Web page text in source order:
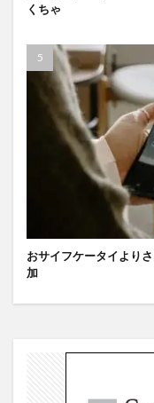
くちゃ
おサイフケータイより
加